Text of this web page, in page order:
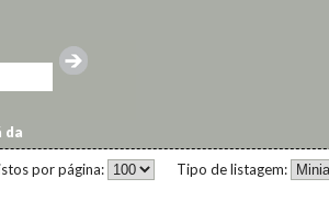
da
Tipo de listagem:
por página: